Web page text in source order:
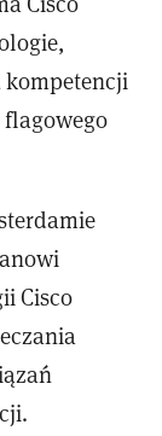
flagowego
Cisco